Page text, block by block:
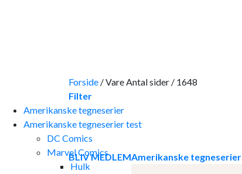
BLIV MEDLEMAmerikanske tegneserier
Forside /Vare Antal sider / 1648
Filter
Amerikanske tegneserier
Amerikanske tegneserier test
DC Comics
Marvel Comics
Hulk